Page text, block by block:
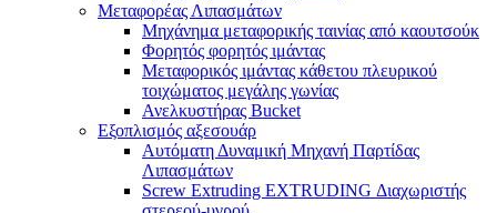
Μεταφορέας Λιπασμάτων
Μηχάνημα μεταφορικής ταινίας από καουτσούκ
Φορητός φορητός ιμάντας
Μεταφορικός ιμάντας κάθετου πλευρικού
τοιχώματος μεγάλης γωνίας
Ανελκυστήρας Bucket
Εξοπλισμός αξεσουάρ
Αυτόματη Δυναμική Μηχανή Παρτίδας
Λιπασμάτων
Screw Extruding EXTRUDING Διαχωριστής